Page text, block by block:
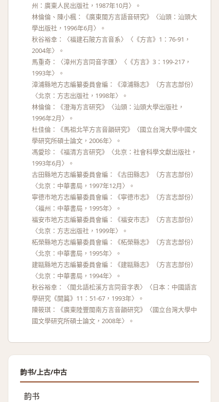
州：廣東人民出版社，1987年10月〉。
林倫倫、陳小楓：《廣東閩方言語音研究》〈汕頭：汕頭大
學出版社，1996年6月〉。
秋谷裕幸：〈福建石陂方言音系〉〈《方言》1：76-91，
2004年〉。
馬重奇：〈漳州方言同音字匯〉〈《方言》3：199-217，
1993年〉。
漳浦縣地方志編纂委員會編：《漳浦縣志》（方言志部份）
〈北京：方志出版社，1998年〉。
林倫倫：《澄海方言研究》〈汕頭：汕頭大學出版社，
1996年2月〉。
杜佳倫：《馬祖北竿方言音韻研究》〈國立台灣大學中國文
學研究所碩士論文，2006年〉。
馮愛珍：《福清方言研究》〈北京：社會科學文獻出版社，
1993年6月〉。
古田縣地方志編纂委員會編：《古田縣志》（方言志部份）
〈北京：中華書局，1997年12月〉。
寧德市地方志編纂委員會編：《寧德市志》（方言志部份）
〈福州：中華書局，1995年〉。
福安市地方志編纂委員會編：《福安市志》（方言志部份）
〈北京：方志出版社，1999年〉。
柘榮縣地方志編纂委員會編：《柘榮縣志》（方言志部份）
〈北京：中華書局，1995年〉。
建甌縣地方志編纂委員會編：《建甌縣志》（方言志部份）
〈北京：中華書局，1994年〉。
秋谷裕幸：〈閩北語松溪方言同音字表〉〈日本：中國語言
學研究《開篇》11：51-67，1993年〉。
陳筱琪：《廣東陸豐閩南方言音韻研究》〈國立台灣大學中
國文學研究所碩士論文，2008年〉。
韵书/上古/中古
韵书